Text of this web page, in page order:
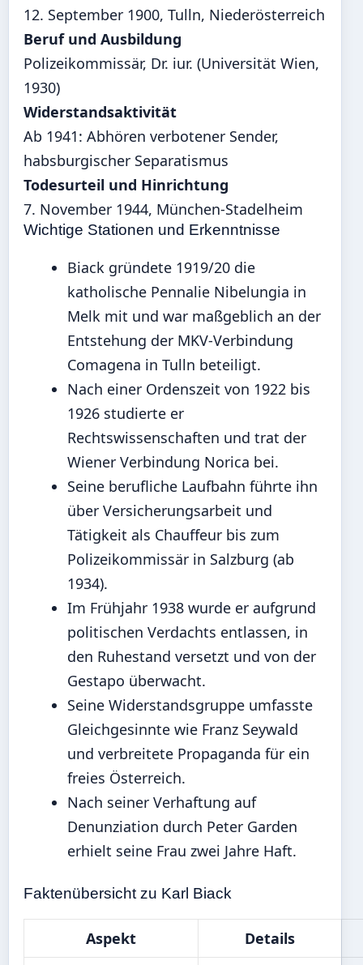
12. September 1900, Tulln, Niederösterreich
Beruf und Ausbildung
Polizeikommissär, Dr. iur. (Universität Wien,
1930)
Widerstandsaktivität
Ab 1941: Abhören verbotener Sender,
habsburgischer Separatismus
Todesurteil und Hinrichtung
7. November 1944, München-Stadelheim
Wichtige Stationen und Erkenntnisse
Biack gründete 1919/20 die
katholische Pennalie Nibelungia in
Melk mit und war maßgeblich an der
Entstehung der MKV-Verbindung
Comagena in Tulln beteiligt.
Nach einer Ordenszeit von 1922 bis
1926 studierte er
Rechtswissenschaften und trat der
Wiener Verbindung Norica bei.
Seine berufliche Laufbahn führte ihn
über Versicherungsarbeit und
Tätigkeit als Chauffeur bis zum
Polizeikommissär in Salzburg (ab
1934).
Im Frühjahr 1938 wurde er aufgrund
politischen Verdachts entlassen, in
den Ruhestand versetzt und von der
Gestapo überwacht.
Seine Widerstandsgruppe umfasste
Gleichgesinnte wie Franz Seywald
und verbreitete Propaganda für ein
freies Österreich.
Nach seiner Verhaftung auf
Denunziation durch Peter Garden
erhielt seine Frau zwei Jahre Haft.
Faktenübersicht zu Karl Biack
Aspekt Details